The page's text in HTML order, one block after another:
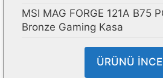
MSI MAG FORGE 121A B75
Bronze Gaming Kasa
ÜRÜNÜ